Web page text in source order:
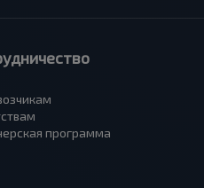
программа